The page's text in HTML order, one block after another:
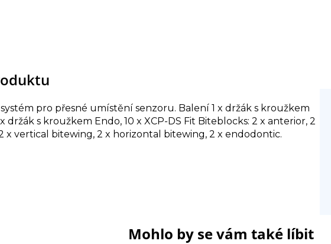
pro přesné umístění senzoru. Balení 1 x držák s kroužkem
x držák s kroužkem Endo, 10 x XCP-DS Fit Biteblocks: 2 x anterior, 2
x vertical bitewing, 2 x horizontal bitewing, 2 x endodontic.
Mohlo by se vám také líbit